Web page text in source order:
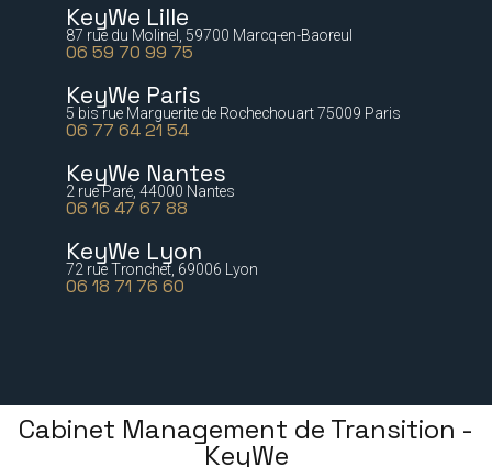
KeyWe Lille
87 rue du Molinel, 59700 Marcq-en-Baoreul
06 59 70 99 75
KeyWe Paris
5 bis rue Marguerite de Rochechouart 75009 Paris
06 77 64 21 54
KeyWe Nantes
2 rue Paré, 44000 Nantes
06 16 47 67 88
KeyWe Lyon
72 rue Tronchet, 69006 Lyon
06 18 71 76 60
Cabinet Management de Transition -
KeyWe